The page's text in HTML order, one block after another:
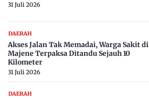
31 Juli 2026
DAERAH
Akses Jalan Tak Memadai, Warga Sakit di
Majene Terpaksa Ditandu Sejauh 10
Kilometer
31 Juli 2026
DAERAH